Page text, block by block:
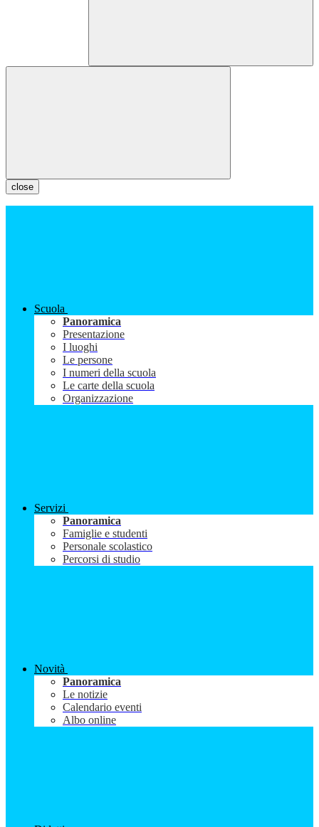
close
Scuola
Panoramica
Presentazione
I luoghi
Le persone
I numeri della scuola
Le carte della scuola
Organizzazione
Servizi
Panoramica
Famiglie e studenti
Personale scolastico
Percorsi di studio
Novità
Panoramica
Le notizie
Calendario eventi
Albo online